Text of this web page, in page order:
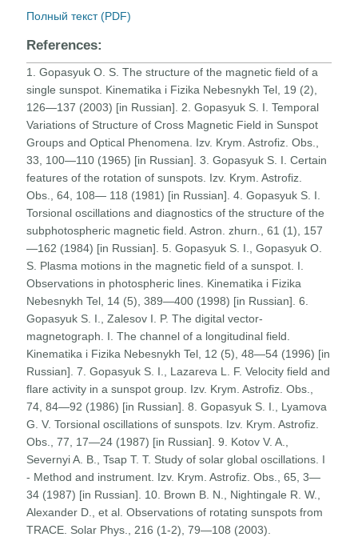
Полный текст (PDF)
References:
1. Gopasyuk O. S. The structure of the magnetic field of a
single sunspot. Kinematika i Fizika Nebesnykh Tel, 19 (2),
126—137 (2003) [in Russian]. 2. Gopasyuk S. I. Temporal
Variations of Structure of Cross Magnetic Field in Sunspot
Groups and Optical Phenomena. Izv. Krym. Astrofiz. Obs.,
33, 100—110 (1965) [in Russian]. 3. Gopasyuk S. I. Certain
features of the rotation of sunspots. Izv. Krym. Astrofiz.
Obs., 64, 108— 118 (1981) [in Russian]. 4. Gopasyuk S. I.
Torsional oscillations and diagnostics of the structure of the
subphotospheric magnetic field. Astron. zhurn., 61 (1), 157
—162 (1984) [in Russian]. 5. Gopasyuk S. I., Gopasyuk O.
S. Plasma motions in the magnetic field of a sunspot. I.
Observations in photospheric lines. Kinematika i Fizika
Nebesnykh Tel, 14 (5), 389—400 (1998) [in Russian]. 6.
Gopasyuk S. I., Zalesov I. P. The digital vector-
magnetograph. I. The channel of a longitudinal field.
Kinematika i Fizika Nebesnykh Tel, 12 (5), 48—54 (1996) [in
Russian]. 7. Gopasyuk S. I., Lazareva L. F. Velocity field and
flare activity in a sunspot group. Izv. Krym. Astrofiz. Obs.,
74, 84—92 (1986) [in Russian]. 8. Gopasyuk S. I., Lyamova
G. V. Torsional oscillations of sunspots. Izv. Krym. Astrofiz.
Obs., 77, 17—24 (1987) [in Russian]. 9. Kotov V. A.,
Severnyi A. B., Tsap T. T. Study of solar global oscillations. I
- Method and instrument. Izv. Krym. Astrofiz. Obs., 65, 3—
34 (1987) [in Russian]. 10. Brown B. N., Nightingale R. W.,
Alexander D., et al. Observations of rotating sunspots from
TRACE. Solar Phys., 216 (1-2), 79—108 (2003).